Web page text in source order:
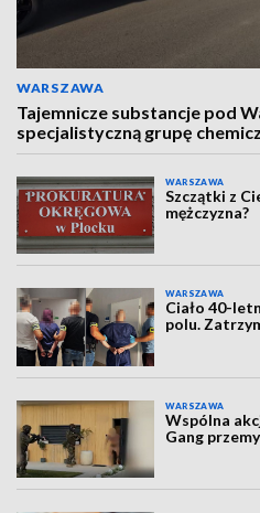
WARSZAWA
Tajemnicze substancje pod
specjalistyczną grupę
WARSZAWA
Szczątki z
mężczyzna?
WARSZAWA
Ciało 40-
polu.
WARSZAWA
Wspólna
Gang